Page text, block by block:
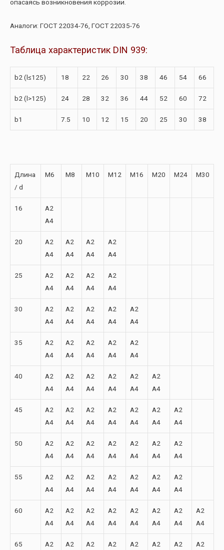
опасаясь возникновения коррозии.
Аналоги: ГОСТ 22034-76, ГОСТ 22035-76
Таблица характеристик DIN 939:
b2 (l≤125) 18 22 26 30 38 46 54 66
b2 (l>125) 24 28 32 36 44 52 60 72
b1 7.5 10 12 15 20 25 30 38
Длина
/ d
M6 M8 M10 M12 M16 M20 M24 M30
16
A2
A4
20
A2
A4
A2
A4
A2
A4
A2
A4
25
A2
A4
A2
A4
A2
A4
A2
A4
30
A2
A4
A2
A4
A2
A4
A2
A4
A2
A4
35
A2
A4
A2
A4
A2
A4
A2
A4
A2
A4
40
A2
A4
A2
A4
A2
A4
A2
A4
A2
A4
A2
A4
45
A2
A4
A2
A4
A2
A4
A2
A4
A2
A4
A2
A4
A2
A4
50
A2
A4
A2
A4
A2
A4
A2
A4
A2
A4
A2
A4
A2
A4
55
A2
A4
A2
A4
A2
A4
A2
A4
A2
A4
A2
A4
A2
A4
60
A2
A4
A2
A4
A2
A4
A2
A4
A2
A4
A2
A4
A2
A4
A2
A4
65 A2 A2 A2 A2 A2 A2 A2 A2